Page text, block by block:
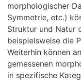
morphologischer
Symmetrie, etc.)
Struktur und Natur
beispielsweise die
Weiterhin können
gemessenen
in spezifische